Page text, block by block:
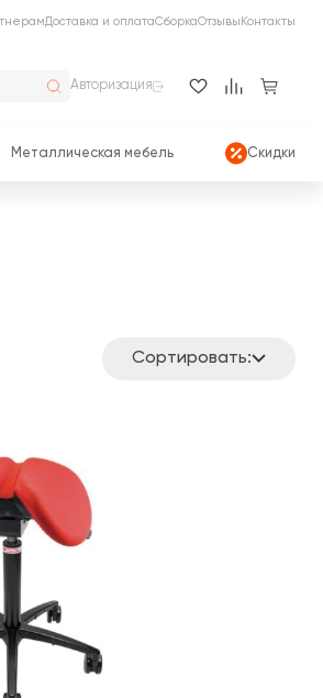
Доставка и оплатаСборкаОтзывы Контакты
Авторизация
Металлическая мебель Скидки
Сортировать: